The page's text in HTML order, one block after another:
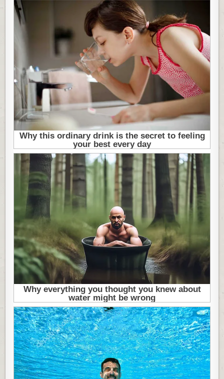
KAD
JE
OTIŠAO
U
NOVI
STIGLE
SU
VESTI
SU
POKOSILE